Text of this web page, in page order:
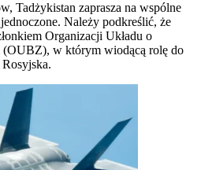
Tadżykistan zaprasza na wspólne
Należy podkreślić, że
Organizacji Układu o
w którym wiodącą rolę do